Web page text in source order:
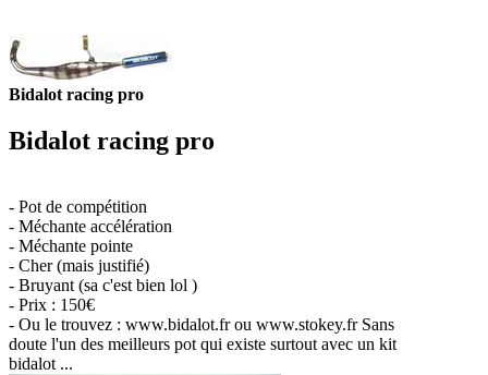
Bidalot racing pro
Bidalot racing pro
- Pot de compétition
- Méchante accélération
- Méchante pointe
- Cher (mais justifié)
- Bruyant (sa c'est bien lol )
- Prix : 150€
- Ou le trouvez : www.bidalot.fr ou www.stokey.fr Sans
doute l'un des meilleurs pot qui existe surtout avec un kit
bidalot ...